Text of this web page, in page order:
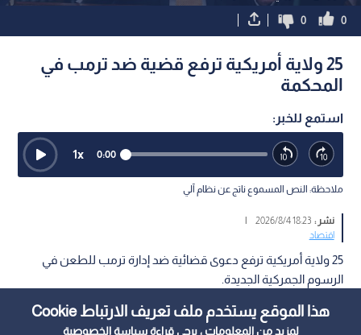
هذا الموقع يستخدم ملف تعريف الارتباط Cookie
لمزيد من المعلومات ، يرجى قراءةسياسة الخصوصية
0
0
25 ولاية أمريكية ترفع قضية ضد ترمب في
المحكمة
استمع للخبر:
0:00
1x
ملاحظة: النص المسموع ناتج عن نظام آلي
نشر :18:23 2026/8/4
|
اقتصاد
25 ولاية أمريكية ترفع دعوى قضائية ضد إدارة ترمب للطعن في
الرسوم الجمركية الجديدة.